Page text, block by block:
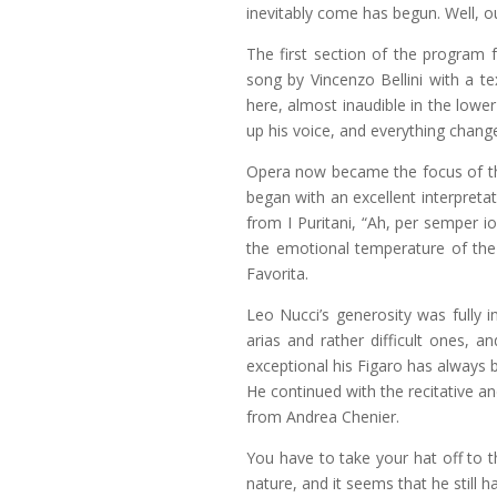
inevitably come has begun. Well,
The first section of the program
song by Vincenzo Bellini with a
here, almost inaudible in the
up his voice, and everything
Opera now became the focus of
began with an excellent
from I Puritani, “Ah, per semper
the emotional temperature of
Favorita.
Leo Nucci’s generosity was
arias and rather difficult ones,
exceptional his Figaro has always
He continued with the recitative
from Andrea Chenier.
You have to take your hat off to
nature, and it seems that he still